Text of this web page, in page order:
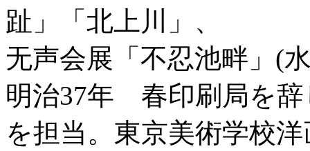
趾」「北上川」、
无声会展「不忍池畔」(
明治37年 春印刷局を辞
を担当。東京美術学校